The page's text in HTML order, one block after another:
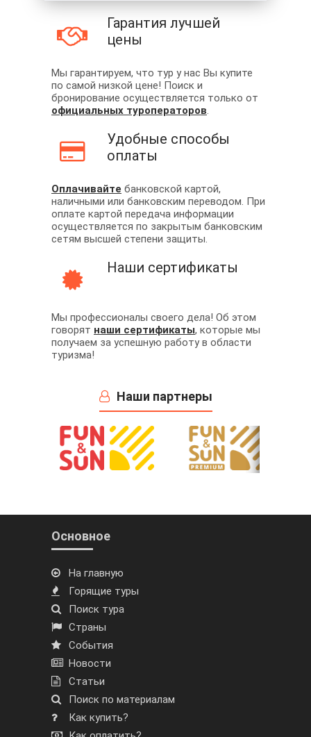
Гарантия лучшей
цены
Мы гарантируем, что тур у нас Вы купите
по самой низкой цене! Поиск и
бронирование осуществляется только от
официальных туроператоров.
Удобные способы
оплаты
Оплачивайте банковской картой,
наличными или банковским переводом. При
оплате картой передача информации
осуществляется по закрытым банковским
сетям высшей степени защиты.
Наши сертификаты
Мы профессионалы своего дела! Об этом
говорят наши сертификаты, которые мы
получаем за успешную работу в области
туризма!
Наши партнеры
Основное
На главную
Горящие туры
Поиск тура
Страны
События
Новости
Статьи
Поиск по материалам
Как купить?